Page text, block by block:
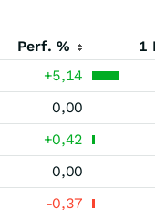
Perf. %
1
+5,14
0,00
+0,42
0,00
-0,37